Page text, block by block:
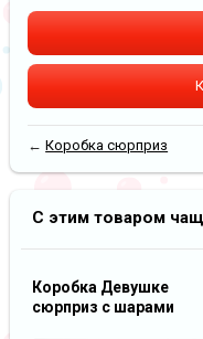
←Коробка сюрприз
С этим товаром
Коробка Девушке
сюрприз с шарами